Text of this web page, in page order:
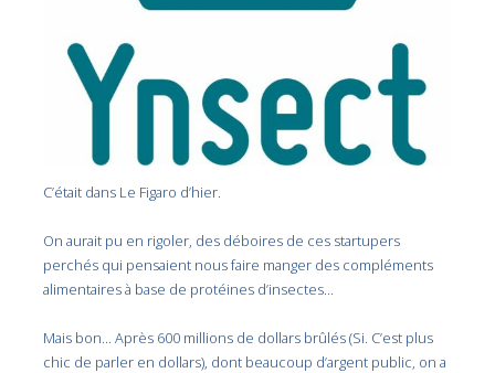
C’était dans Le Figaro d’hier.
On aurait pu en rigoler, des déboires de ces startupers
perchés qui pensaient nous faire manger des compléments
alimentaires à base de protéines d’insectes…
Mais bon… Après 600 millions de dollars brûlés (Si. C’est plus
chic de parler en dollars), dont beaucoup d’argent public, on a